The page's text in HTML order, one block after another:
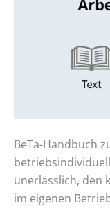
BeTa-Handbuch
unerlässlich, den
im eigenen